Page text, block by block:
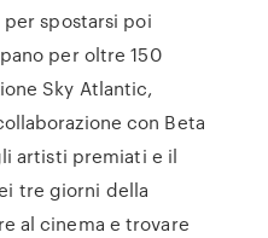
spostarsi poi
per oltre 150
Sky Atlantic,
con Beta
artisti premiati e il
tre giorni della
al cinema e trovare